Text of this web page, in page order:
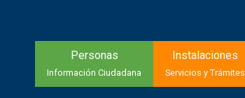
Personas
Información Ciudadana
Instalaciones
Servicios y Trámites